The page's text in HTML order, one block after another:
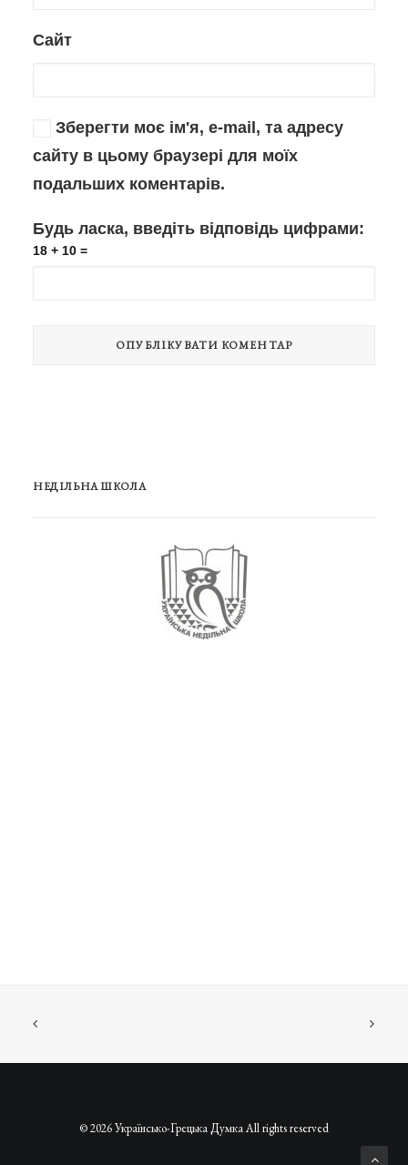
Сайт
Зберегти моє ім'я, e-mail, та адресу
сайту в цьому браузері для моїх
подальших коментарів.
Будь ласка, введіть відповідь цифрами:
18 + 10 =
НЕДІЛЬНА ШКОЛА
© 2026 Українсько-Грецька Думка All rights reserved